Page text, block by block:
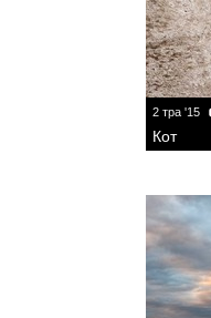
2 тра '15
Кот